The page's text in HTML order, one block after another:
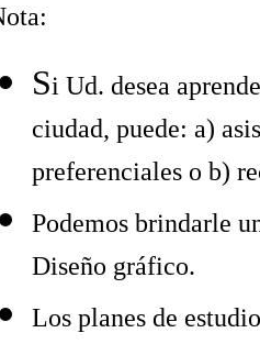
Si Ud. desea
ciudad, puede: a)
preferenciales o b)
Podemos brindarle
Diseño gráfico.
Los planes de